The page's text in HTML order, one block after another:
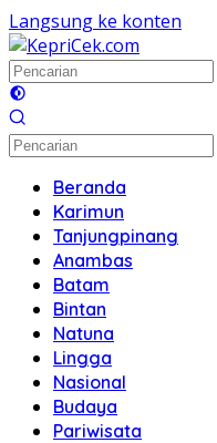
Langsung ke konten
Beranda
Karimun
Tanjungpinang
Anambas
Batam
Bintan
Natuna
Lingga
Nasional
Budaya
Pariwisata